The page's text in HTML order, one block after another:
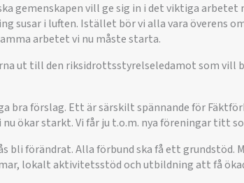
gemenskapen vill ge sig in i det viktiga
susar i luften. Istället bör vi alla vara överens
arbetet vi nu måste starta.
ut till den riksidrottsstyrelseledamot som vill
bra förslag. Ett är särskilt spännande för
nu ökar starkt. Vi får ju t.o.m. nya föreningar titt
bli förändrat. Alla förbund ska få ett grundstöd.
lokalt aktivitetsstöd och utbildning att få